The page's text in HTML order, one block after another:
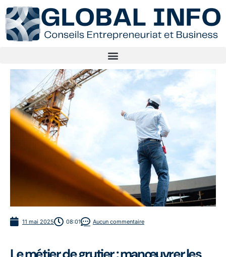
11 mai 2025 08:01 Aucun commentaire